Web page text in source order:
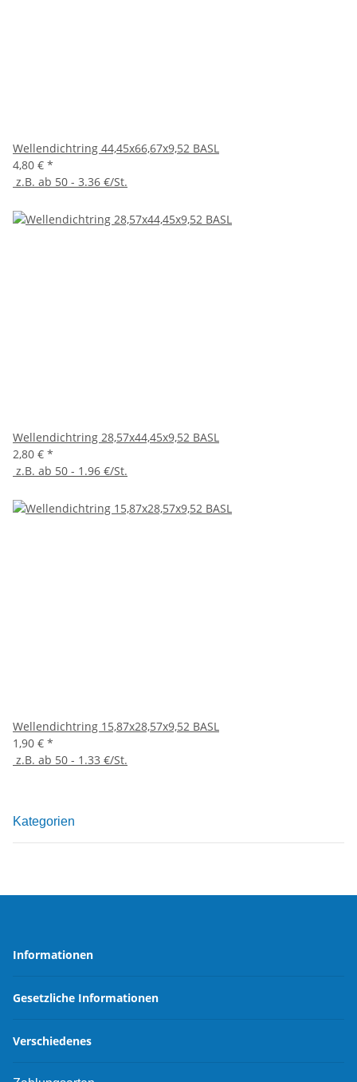
Wellendichtring 44,45x66,67x9,52 BASL
4,80 € *
z.B. ab 50 - 3.36 €/St.
Wellendichtring 28,57x44,45x9,52 BASL
2,80 € *
z.B. ab 50 - 1.96 €/St.
Wellendichtring 15,87x28,57x9,52 BASL
1,90 € *
z.B. ab 50 - 1.33 €/St.
Kategorien
Informationen
Gesetzliche Informationen
Verschiedenes